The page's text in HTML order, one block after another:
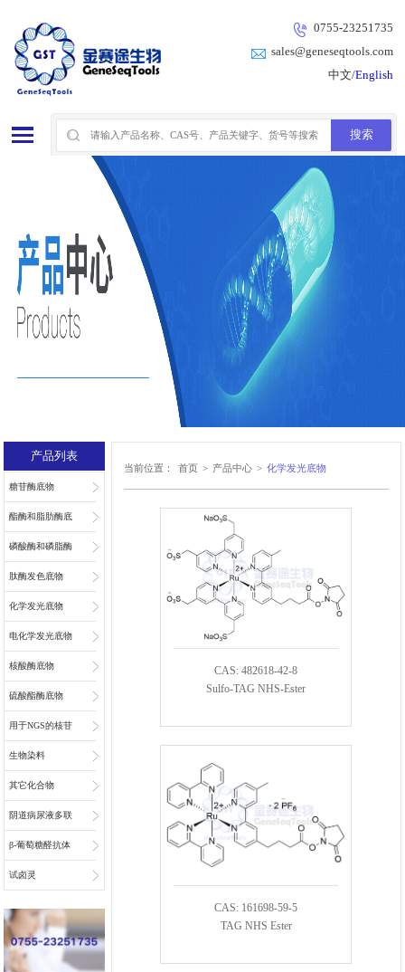
0755-23251735
sales@geneseqtools.com
中文/English
产品列表
糖苷酶底物
酯酶和脂肪酶底
物
磷酸酶和磷脂酶
底物
肽酶发色底物
化学发光底物
电化学发光底物
核酸酶底物
硫酸酯酶底物
用于NGS的核苷
和核苷酸
生物染料
其它化合物
阴道病尿液多联
检底物
β-葡萄糖醛抗体
偶联物连接子
试卤灵
当前位置： 首页 > 产品中心 > 化学发光底物
CAS: 482618-42-8
Sulfo-TAG NHS-Ester
CAS: 161698-59-5
TAG NHS Ester